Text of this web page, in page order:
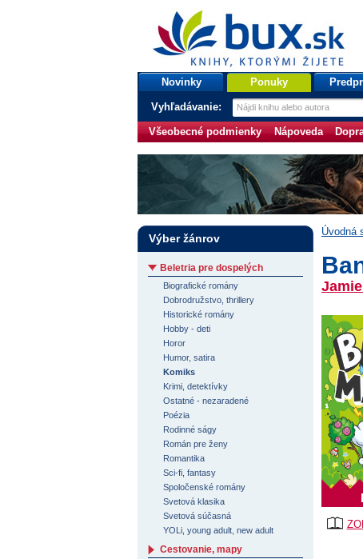
bux.sk
knihy, ktorými žijete
Úvodná stránka
Novinky Ponuky
Vyhľadávanie:
Všeobecné podmienky Nápoveda
Úvodná
Výber žánrov
Beletria pre dospelých
Biografické romány
Dobrodružstvo, thrillery
Historické romány
Hobby - deti
Horor
Humor, satira
Komiks
Krimi, detektívky
Ostatné - nezaradené
Poézia
Rodinné ságy
Román pre ženy
Romantika
Sci-fi, fantasy
Spoločenské romány
Svetová klasika
Svetová súčasná
YOLi, young adult, new adult
Cestovanie, mapy